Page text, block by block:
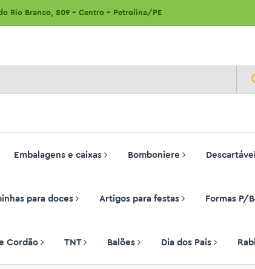
Rio Branco, 809 - Centro - Petrolina/PE
Embalagens e caixas Bomboniere
para doces Artigos para festas Formas P/
Cordão TNT Balões Dia dos Pais